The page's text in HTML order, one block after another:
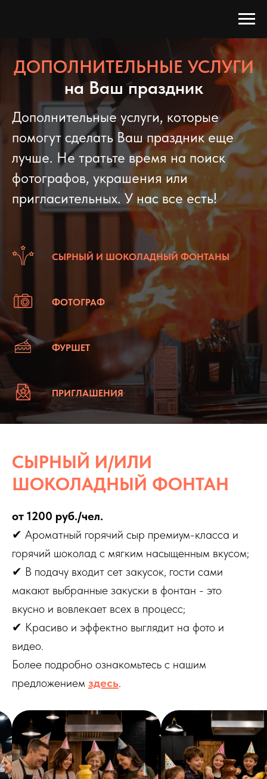
ДОПОЛНИТЕЛЬНЫЕ УСЛУГИ
на Ваш праздник
Дополнительные услуги, которые
помогут сделать Ваш праздник еще
лучше. Не тратьте время на поиск
фотографов, украшения или
пригласительных. У нас все есть!
СЫРНЫЙ И ШОКОЛАДНЫЙ ФОНТАНЫ
ФОТОГРАФ
ФУРШЕТ
ПРИГЛАШЕНИЯ
СЫРНЫЙ И/ИЛИ
ШОКОЛАДНЫЙ ФОНТАН
от 1200 руб./чел.
✔ Ароматный горячий сыр премиум-класса и
горячий шоколад с мягким насыщенным вкусом;
✔ В подачу входит сет закусок, гости сами
макают выбранные закуски в фонтан - это
вкусно и вовлекает всех в процесс;
✔ Красиво и эффектно выглядит на фото и
видео.
Более подробно ознакомьтесь с нашим
предложением здесь.